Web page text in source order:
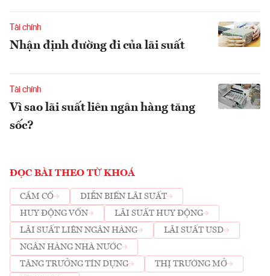
Tài chính
Nhận định đường đi của lãi suất
Tài chính
Vì sao lãi suất liên ngân hàng tăng
sốc?
ĐỌC BÀI THEO TỪ KHOÁ
CẦM CỐ
DIỄN BIẾN LÃI SUẤT
HUY ĐỘNG VỐN
LÃI SUẤT HUY ĐỘNG
LÃI SUẤT LIÊN NGÂN HÀNG
LÃI SUẤT USD
NGÂN HÀNG NHÀ NƯỚC
TĂNG TRƯỞNG TÍN DỤNG
THỊ TRƯỜNG MỞ